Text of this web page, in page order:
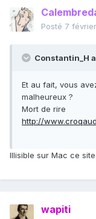
Posté 7
Constantin_H
Et au fait, vous
malheureux ?
Mort de rire
http://
Illisible sur Mac ce
wapiti